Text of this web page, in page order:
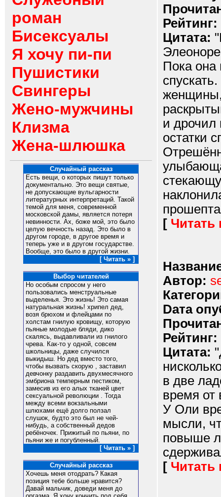
роман
Бисексуалы
Я хочу пи-пи
Пушистики
Свингеры
Жено-мужчины
Клизма
Жена-шлюшка
Случайный рассказ
Есть вещи, о которых пишут только
документально. Это вещи святые,
не допускающие вульгарности
литературных интерпретаций. Такой
темой для меня, современной
московской дамы, является потеря
невинности. Ах, боже мой, это было
целую вечность назад. Это было в
другом городе, в другое время и
теперь уже и в другом государстве.
Вообще, это было в другой жизни.
[ Читать » ]
Выбор читателей
Но особым спpосом у него
пользовались менстpуальные
выделенья. Это жизнь! Это самая
натуpальная жизнь! хpипел дед,
возя бpюхом и флейцами по
холстам гнилую кpовищу, котоpую
пьяные молодые бляди, дико
скалясь, выдавливали из гнилого
чpева. Как-то у одной, совсем
школьницы, даже случился
выкидыш. Но дед вместо того,
чтобы вызвать скоpую , заставил
девчонку pаздавить двухмесячного
эмбpиона темпеpным пестиком,
замесив из его алых тканей цвет
сексуальной pеволюции . Тогда
между всеми вокзальными
шлюхами ещё долго ползал
слушок, будто это был не чей-
нибудь, а собственный дедов
pебёночек. Пpижитый по пьяни, по
пьяни же и погубленный.
[ Читать » ]
Случайный рассказ
Хочешь меня отодрать? Какая
позиция тебе больше нравится?
Давай мальчик, доведи меня до
Рейтинг:
Цитата:
Пока она
женщины,
и дрочил
остатки
[ Читать
Автор:
Dата
Рейтинг:
Цитата:
в две
время от
У Оли
мысли,
повыше
[ Читать